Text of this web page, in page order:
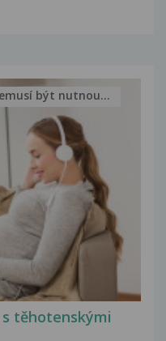
s těhotenskými
být nutnou...